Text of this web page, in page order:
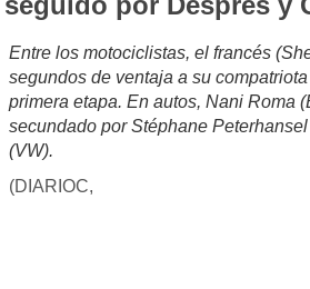
Entre los motociclistas, el francés
segundos de ventaja a su
primera etapa. En autos, Nani Roma
secundado por Stéphane
(VW).
(DIARIOC,